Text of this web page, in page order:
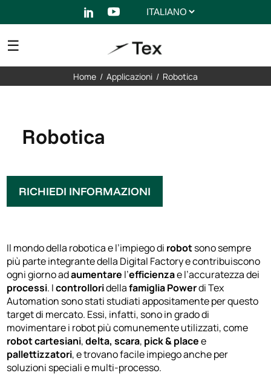
Scegli
Robotica
Home / Applicazioni / Robotica
RICHIEDI INFORMAZIONI
Il mondo della robotica e l’impiego di robotsono sempre
più parte integrante della Digital Factory e contribuiscono
ogni giorno adaumentare l’efficienzae l’accuratezza dei
processi. Icontrolloridellafamiglia Powerdi Tex
Automation sono stati studiati appositamente per questo
target di mercato. Essi, infatti, sono in grado di
movimentare i robot più comunemente utilizzati, come
robot cartesiani,delta, scara, pick & placee
pallettizzatori, e trovano facile impiego anche per
soluzioni speciali e multi-processo.